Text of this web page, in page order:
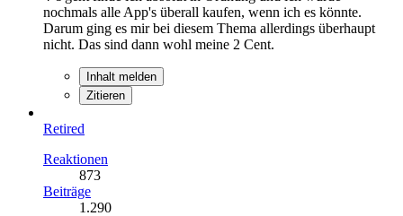
nochmals alle App's überall kaufen, wenn ich es könnte.
Darum ging es mir bei diesem Thema allerdings überhaupt
nicht. Das sind dann wohl meine 2 Cent.
Inhalt melden
Zitieren
Retired
Reaktionen
873
Beiträge
1.290